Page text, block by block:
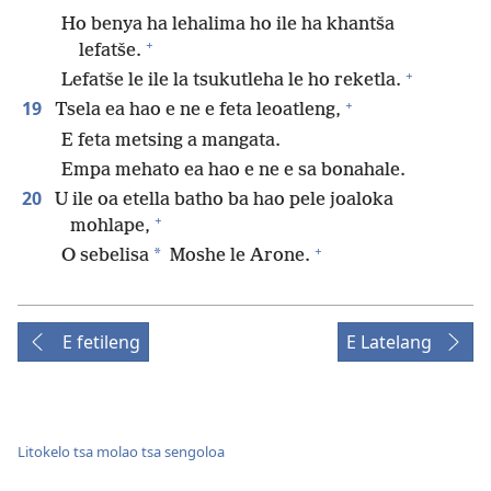
Ho benya ha lehalima ho ile ha khantša
lefatše. +
Lefatše le ile la tsukutleha le ho reketla. +
19 Tsela ea hao e ne e feta leoatleng, +
E feta metsing a mangata.
Empa mehato ea hao e ne e sa bonahale.
20
U ile oa etella batho ba hao pele joaloka
mohlape, +
O sebelisa * Moshe le Arone. +
E fetileng E Latelang
Litokelo tsa molao tsa sengoloa